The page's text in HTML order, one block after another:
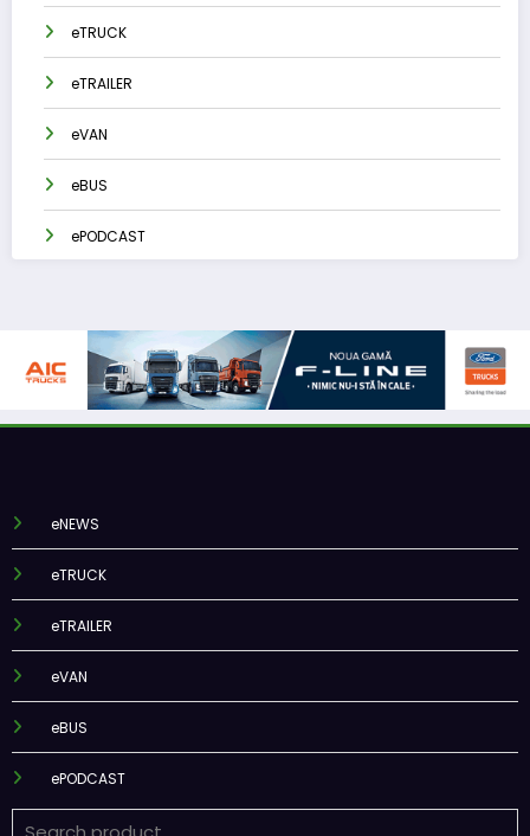
eTRUCK
eTRAILER
eVAN
eBUS
ePODCAST
eNEWS
eTRUCK
eTRAILER
eVAN
eBUS
ePODCAST